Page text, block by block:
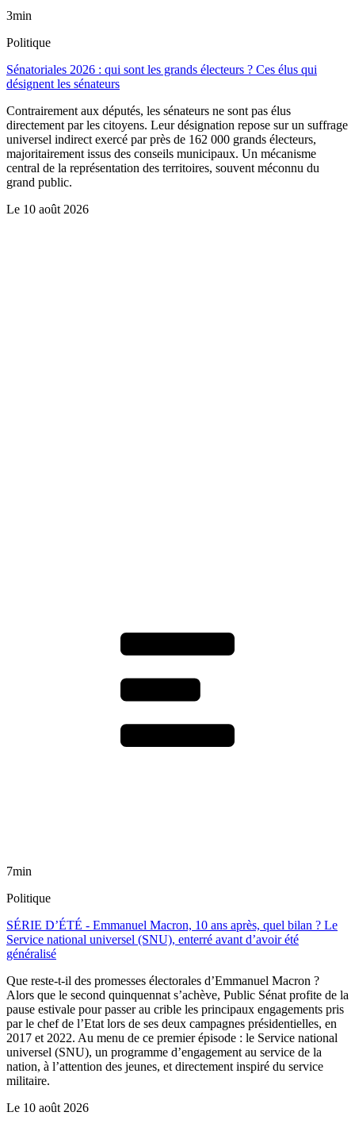
3min
Politique
Sénatoriales 2026 : qui sont les grands électeurs ? Ces élus qui
désignent les sénateurs
Contrairement aux députés, les sénateurs ne sont pas élus
directement par les citoyens. Leur désignation repose sur un suffrage
universel indirect exercé par près de 162 000 grands électeurs,
majoritairement issus des conseils municipaux. Un mécanisme
central de la représentation des territoires, souvent méconnu du
grand public.
Le 10 août 2026
7min
Politique
SÉRIE D’ÉTÉ - Emmanuel Macron, 10 ans après, quel bilan ? Le
Service national universel (SNU), enterré avant d’avoir été
généralisé
Que reste-t-il des promesses électorales d’Emmanuel Macron ?
Alors que le second quinquennat s’achève, Public Sénat profite de la
pause estivale pour passer au crible les principaux engagements pris
par le chef de l’Etat lors de ses deux campagnes présidentielles, en
2017 et 2022. Au menu de ce premier épisode : le Service national
universel (SNU), un programme d’engagement au service de la
nation, à l’attention des jeunes, et directement inspiré du service
militaire.
Le 10 août 2026